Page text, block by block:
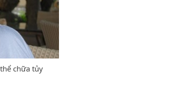
chữa tủy